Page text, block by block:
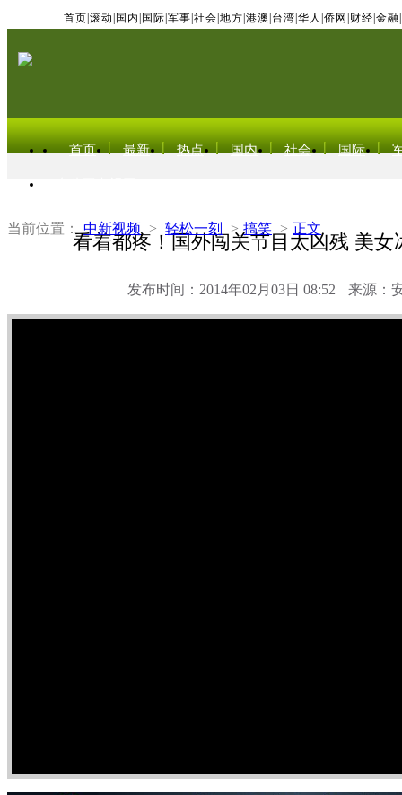
首页 滚动 国内 国际 军事 社会 地方 港澳 台湾 华人 侨网 财经 金融
首页 最新 热点 国内 社会 国际
当前位置： 中新视频 > 轻松一刻 > 搞笑 > 正文
看着都疼！国外闯关节目太凶残 美女
发布时间：2014年02月03日 08:52 来源：